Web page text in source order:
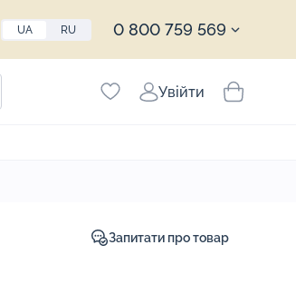
UA RU 0 800 759 569
Увійти
Запитати про товар